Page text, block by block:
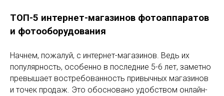
ТОП-5 интернет-магазинов фотоаппаратов
и фотооборудования
Начнем, пожалуй, с интернет-магазинов. Ведь их
популярность, особенно в последние 5-6 лет, заметно
превышает востребованность привычных магазинов
и точек продаж. Это обосновано удобством онлайн-